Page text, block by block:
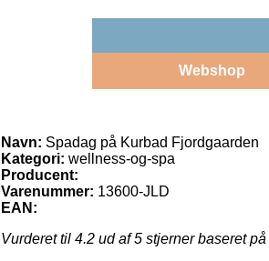
Webshop
Navn: Spadag på Kurbad Fjordgaarden
Kategori: wellness-og-spa
Producent:
Varenummer: 13600-JLD
EAN:
Vurderet til 4.2 ud af 5 stjerner baseret på